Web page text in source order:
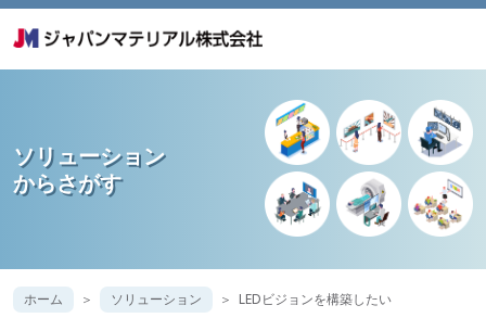
ソリューション
からさがす
ホーム ソリューション LEDビジョンを構築したい